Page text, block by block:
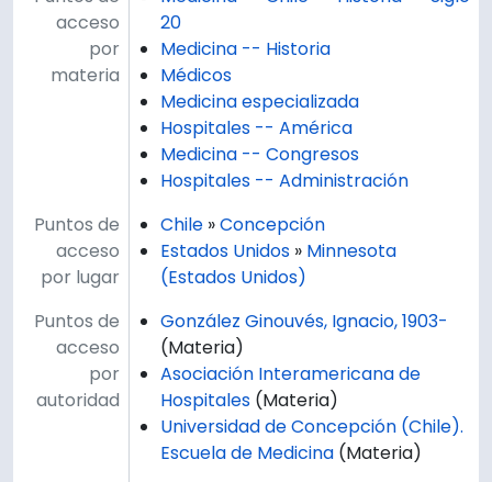
acceso
por
materia
20
Medicina -- Historia
Médicos
Medicina especializada
Hospitales -- América
Medicina -- Congresos
Hospitales -- Administración
Puntos de
acceso
por lugar
Chile »Concepción
Estados Unidos » Minnesota
(Estados Unidos)
Puntos de
acceso
por
autoridad
González Ginouvés, Ignacio, 1903-
(Materia)
Asociación Interamericana de
Hospitales (Materia)
Universidad de Concepción (Chile).
Escuela de Medicina (Materia)